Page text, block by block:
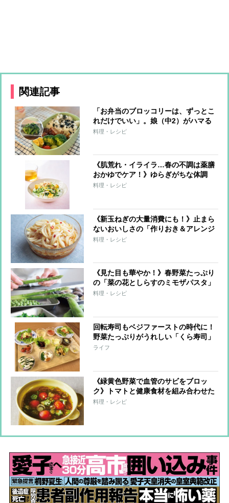
関連記事
「お弁当のブロッコリーは、ずっとこ
れだけでいい」。娘（中2）がハマる
一品は、簡単すぎ＆飽きない味【ごま
料理・レシピ
《肌荒れ・イライラ…春の不調は薬膳
おかゆでケア！》ゆらぎがちな体調
を、身近な食材で整える6つのレシピ
料理・レシピ
《新玉ねぎの大量消費にも！》止まら
ないおいしさの「作りおき＆アレンジ
レシピ」。かけて、和えて、大活躍！
料理・レシピ
《見た目も華やか！》春野菜たっぷり
の「菜の花としらすのミモザパスタ」
「春キャベツと生ハムのサラダパス
料理・レシピ
回転寿司もベジファーストの時代に！
野菜たっぷりがうれしい「くら寿司」
の“食前のひと皿シリーズ”が話題
ライフ
《緑黄色野菜で血管のサビをブロッ
ク》トマトと健康食材を組み合わせた
血管若返りスープレシピ7つ
料理・レシピ